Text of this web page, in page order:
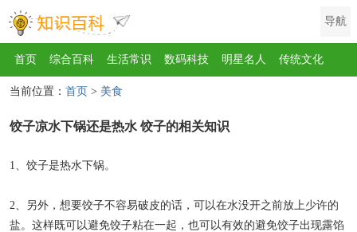
导航
首页 综合百科 生活常识 数码科技 明星名人 传统文化
互联网 健康 影视
运动 游戏 家电 地理 房产 金融 节日
歌曲 动物 植物
当前位置： 首页 > 美食
饺子凉水下锅还是热水 饺子的相关知识
1、饺子是热水下锅。
2、另外，想要饺子不容易破皮的话，可以在水没开之前放上少许的
盐。这样既可以避免饺子粘在一起，也可以有效的避免饺子出现露馅